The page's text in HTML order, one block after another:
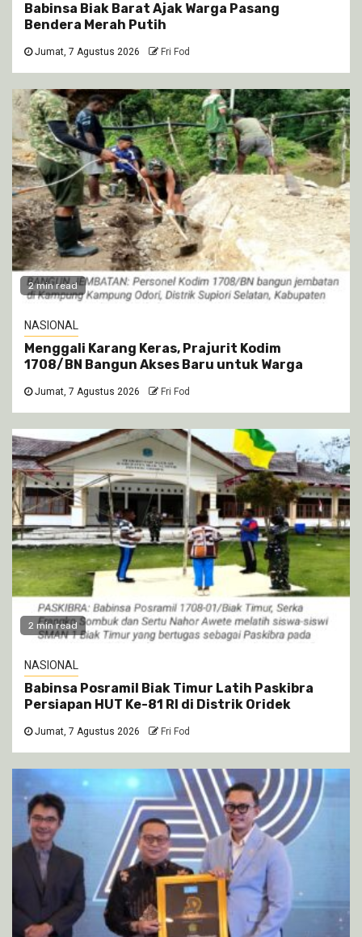
Babinsa Biak Barat Ajak Warga Pasang
Bendera Merah Putih
Jumat, 7 Agustus 2026 Fri Fod
2 min read
NASIONAL
Menggali Karang Keras, Prajurit Kodim
1708/BN Bangun Akses Baru untuk Warga
Jumat, 7 Agustus 2026 Fri Fod
2 min read
NASIONAL
Babinsa Posramil Biak Timur Latih Paskibra
Persiapan HUT Ke-81 RI di Distrik Oridek
Jumat, 7 Agustus 2026 Fri Fod